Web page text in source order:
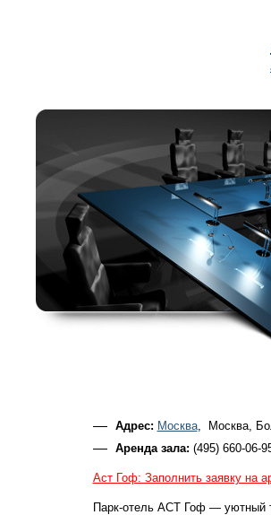
Адрес: Москва, Москва,
Аренда зала: (495) 660-06-
Аст Гоф: Заполнить заявку на
Парк-отель АСТ Гоф — уютный